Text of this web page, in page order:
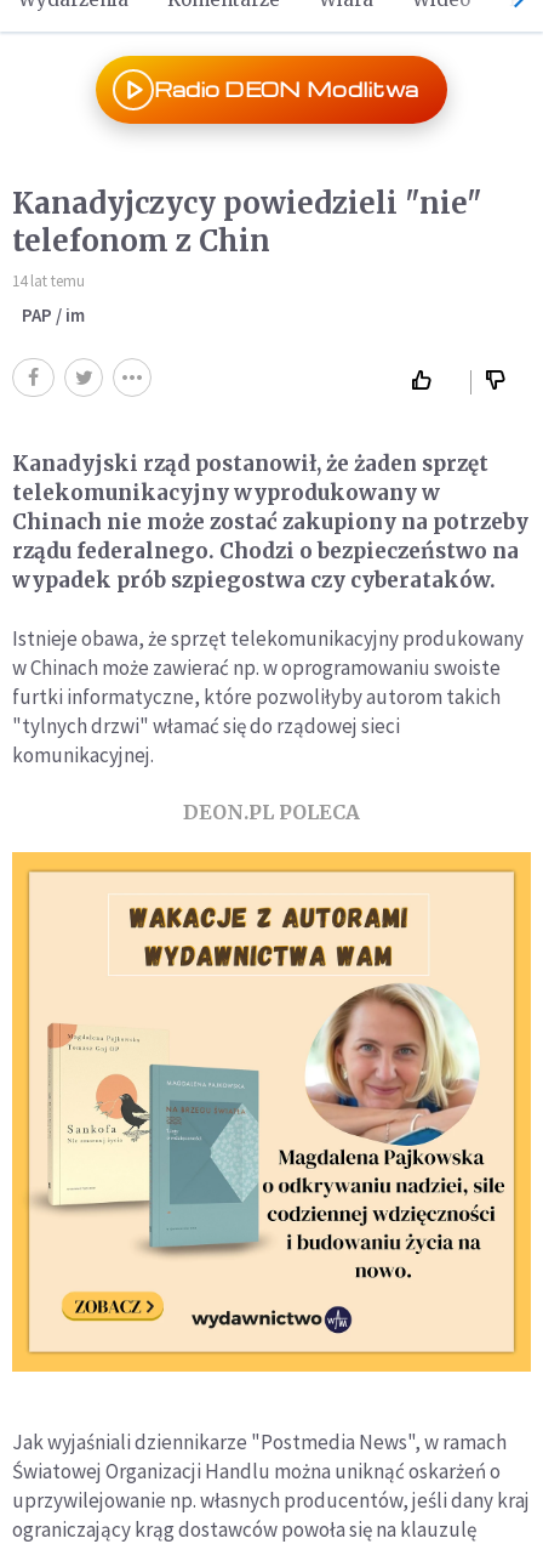
Radio DEON Modlitwa
Kanadyjczycy powiedzieli "nie"
telefonom z Chin
14 lat temu
PAP / im
Kanadyjski rząd postanowił, że żaden sprzęt
telekomunikacyjny wyprodukowany w
Chinach nie może zostać zakupiony na potrzeby
rządu federalnego. Chodzi o bezpieczeństwo na
wypadek prób szpiegostwa czy cyberataków.
Istnieje obawa, że sprzęt telekomunikacyjny produkowany
w Chinach może zawierać np. w oprogramowaniu swoiste
furtki informatyczne, które pozwoliłyby autorom takich
"tylnych drzwi" włamać się do rządowej sieci
komunikacyjnej.
DEON.PL POLECA
Jak wyjaśniali dziennikarze "Postmedia News", w ramach
Światowej Organizacji Handlu można uniknąć oskarżeń o
uprzywilejowanie np. własnych producentów, jeśli dany kraj
ograniczający krąg dostawców powoła się na klauzulę